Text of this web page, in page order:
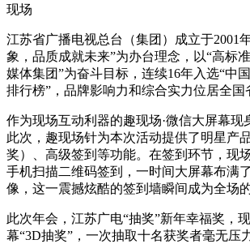
现场
江苏省广播电视总台（集团）成立于2001
象，品质成就未来”为办台理念，以“高标
媒体集团”为奋斗目标，连续16年入选“中
排行榜”，品牌影响力和综合实力位居全国
作为现场互动利器的趣现场·微信大屏幕现
此次，趣现场针为本次活动提供了明星产
奖）、高级签到等功能。在签到环节，现
手机扫描二维码签到，一时间大屏幕布满
像，这一震撼炫酷的签到墙瞬间成为全场
此次年会，江苏广电“抽奖”新年幸福奖，
幕“3D抽奖”，一次抽取十名获奖者毫无压